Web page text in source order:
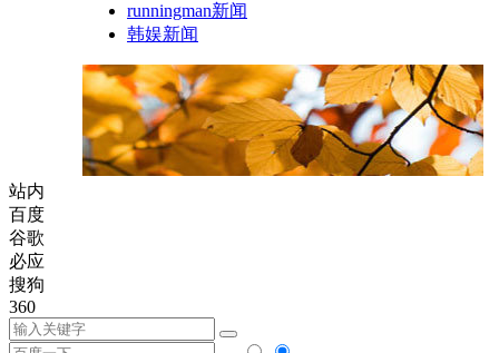
runningman新闻
韩娱新闻
站内
百度
谷歌
必应
搜狗
360